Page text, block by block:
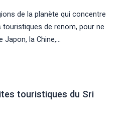
de la planète qui concentre
de renom, pour ne
la Chine,…
touristiques du Sri